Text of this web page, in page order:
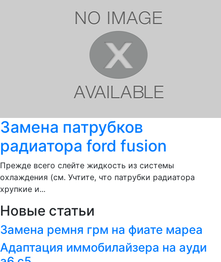
Замена патрубков
радиатора ford fusion
Прежде всего слейте жидкость из системы
охлаждения (см. Учтите, что патрубки радиатора
хрупкие и...
Новые статьи
Замена ремня грм на фиате мареа
Адаптация иммобилайзера на ауди